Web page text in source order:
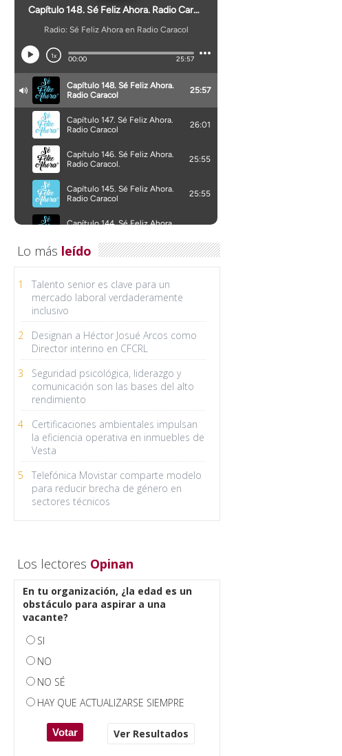
Lo más leído
1
Talento senior es clave para un
mercado laboral verdaderamente
inclusivo
2
Designan a Héctor Josué Arcos como
Director interino en CFCRL
3
Seguridad psicológica, liderazgo y
comunicación son las bases del alto
rendimiento
4
Certificaciones ambientales impulsan
la eficiencia operativa en inmuebles de
Vesta
5
Telefónica Movistar comparte modelo
para reducir brecha de género en
sectores técnicos
Los lectores Opinan
En tu organización, ¿la edad es un
obstáculo para aspirar a una
vacante?
SI
NO
NO SÉ
HAY QUE ACTUALIZARSE SIEMPRE
Ver Resultados